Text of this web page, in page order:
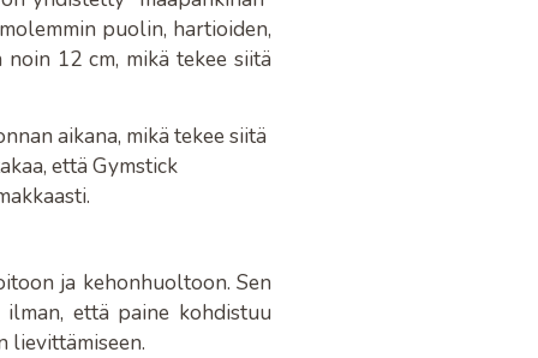
puolin, hartioiden,
12 cm, mikä tekee siitä
aikana, mikä tekee siitä
että Gymstick
ja kehonhuoltoon. Sen
että paine kohdistuu
lievittämiseen.